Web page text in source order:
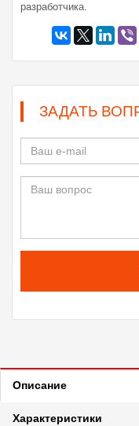
разработчика.
ЗАДАТЬ
Описание
Характеристики